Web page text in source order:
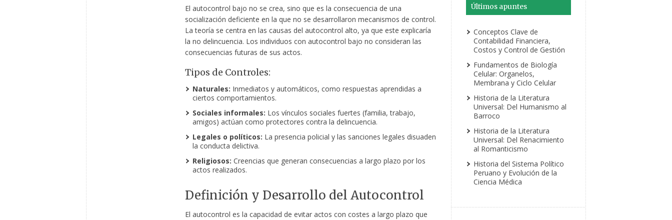
El autocontrol bajo no se crea, sino que es la consecuencia de una
socialización deficiente en la que no se desarrollaron mecanismos de control.
La teoría se centra en las causas del autocontrol alto, ya que este explicaría
la no delincuencia. Los individuos con autocontrol bajo no consideran las
consecuencias futuras de sus actos.
Tipos de Controles:
Naturales: Inmediatos y automáticos, como respuestas aprendidas a
ciertos comportamientos.
Sociales informales: Los vínculos sociales fuertes (familia, trabajo,
amigos) actúan como protectores contra la delincuencia.
Legales o políticos: La presencia policial y las sanciones legales disuaden
la conducta delictiva.
Religiosos: Creencias que generan consecuencias a largo plazo por los
actos realizados.
Definición y Desarrollo del Autocontrol
El autocontrol es la capacidad de evitar actos con costes a largo plazo que
Últimos apuntes
Conceptos Clave de
Contabilidad Financiera,
Costos y Control de Gestión
Fundamentos de Biología
Celular: Organelos,
Membrana y Ciclo Celular
Historia de la Literatura
Universal: Del Humanismo al
Barroco
Historia de la Literatura
Universal: Del Renacimiento
al Romanticismo
Historia del Sistema Político
Peruano y Evolución de la
Ciencia Médica